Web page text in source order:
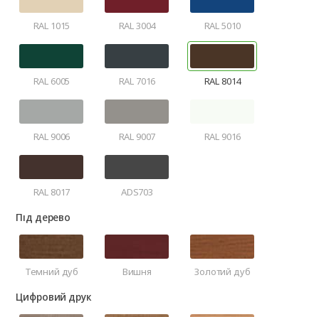
RAL 1015 RAL 3004 RAL 5010
RAL 6005 RAL 7016 RAL 8014
RAL 9006 RAL 9007 RAL 9016
RAL 8017 ADS703
Під дерево
Темний дуб Вишня Золотий дуб
Цифровий друк